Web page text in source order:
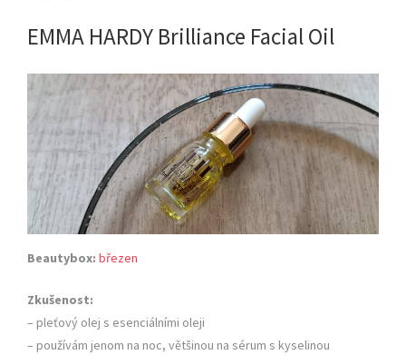
EMMA HARDY Brilliance Facial Oil
Beautybox: březen
Zkušenost:
– pleťový olej s esenciálními oleji
– používám jenom na noc, většinou na sérum s kyselinou